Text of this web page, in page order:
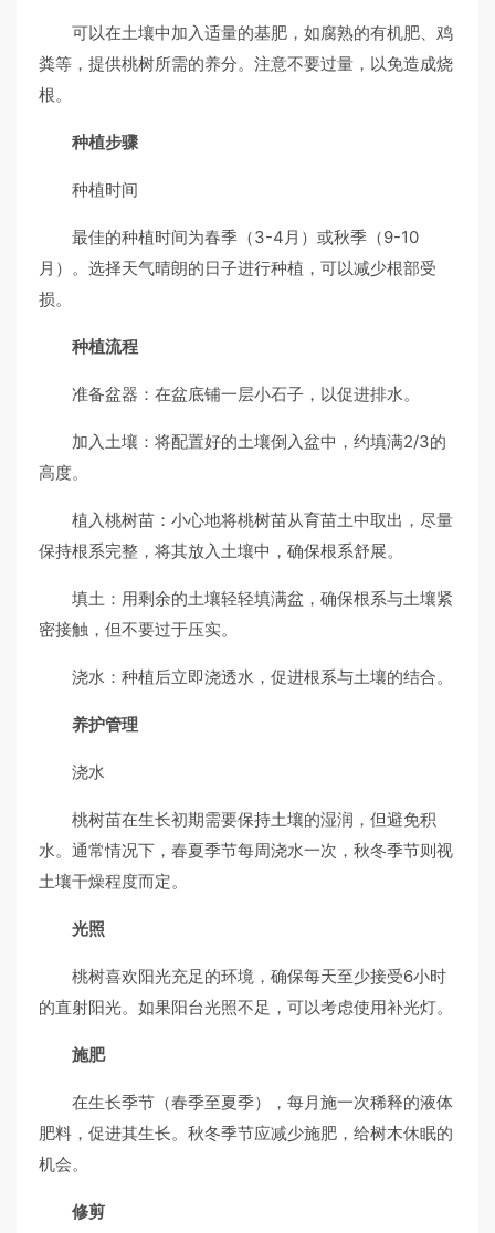
可以在土壤中加入适量的基肥，如腐熟的有机肥、鸡
粪等，提供桃树所需的养分。注意不要过量，以免造成烧
根。
种植步骤
种植时间
最佳的种植时间为春季（3-4月）或秋季（9-10
月）。选择天气晴朗的日子进行种植，可以减少根部受
损。
种植流程
准备盆器：在盆底铺一层小石子，以促进排水。
加入土壤：将配置好的土壤倒入盆中，约填满2/3的
高度。
植入桃树苗：小心地将桃树苗从育苗土中取出，尽量
保持根系完整，将其放入土壤中，确保根系舒展。
填土：用剩余的土壤轻轻填满盆，确保根系与土壤紧
密接触，但不要过于压实。
浇水：种植后立即浇透水，促进根系与土壤的结合。
养护管理
浇水
桃树苗在生长初期需要保持土壤的湿润，但避免积
水。通常情况下，春夏季节每周浇水一次，秋冬季节则视
土壤干燥程度而定。
光照
桃树喜欢阳光充足的环境，确保每天至少接受6小时
的直射阳光。如果阳台光照不足，可以考虑使用补光灯。
施肥
在生长季节（春季至夏季），每月施一次稀释的液体
肥料，促进其生长。秋冬季节应减少施肥，给树木休眠的
机会。
修剪